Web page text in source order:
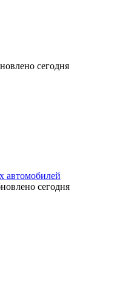
сегодня
автомобилей
сегодня